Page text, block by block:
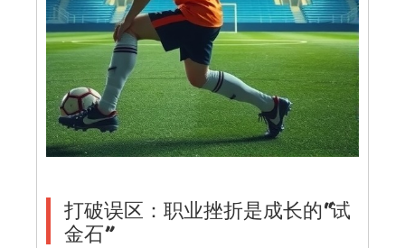
打破误区：职业挫折是成长的“试
金石”